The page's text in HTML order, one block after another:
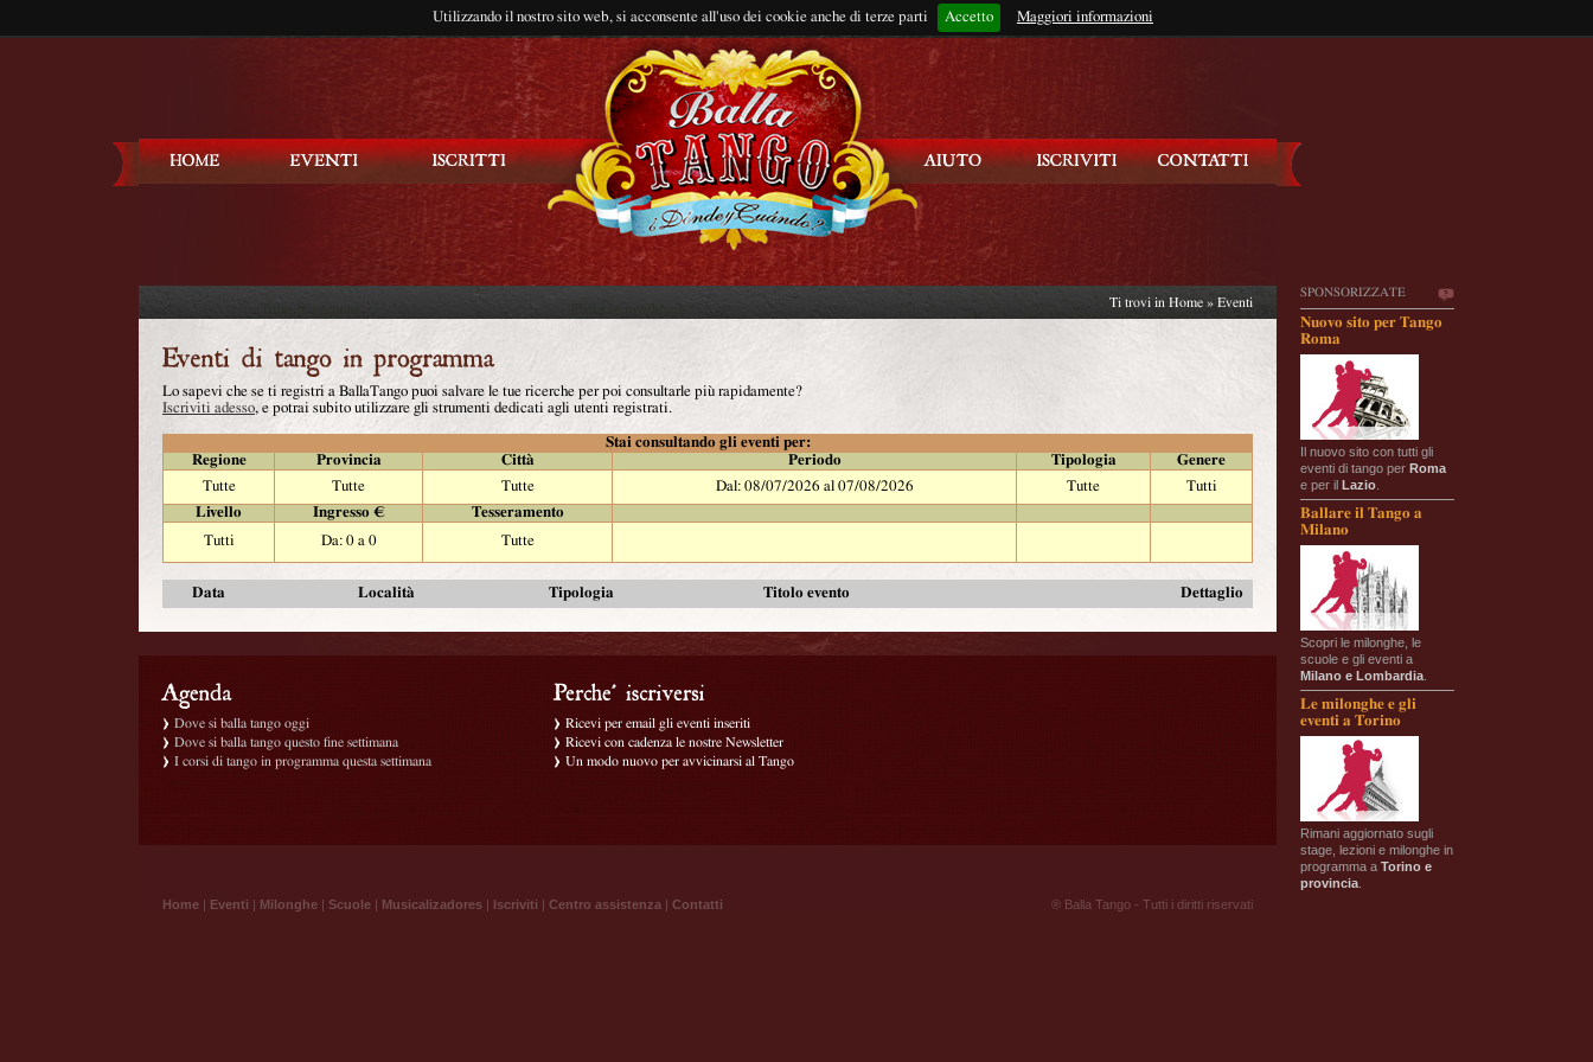
Utilizzando il nostro sito web, si acconsente all'uso dei cookie anche di terze parti Accetto Maggiori informazioni
Rimani connesso?
SPONSORIZZATE
Nuovo sito per Tango
Roma
Il nuovo sito con tutti gli
eventi di tango per Roma
e per il Lazio
Ballare il Tango a
Milano
Scopri le milonghe, le
scuole e gli eventi a
Milano e Lombardia
Le milonghe e gli
eventi a Torino
Rimani aggiornato sugli
stage, lezioni e milonghe in
programma a Torino e
provincia
Ti trovi in Home » Eventi
Lo sapevi che se ti registri a BallaTango puoi salvare le tue ricerche per poi consultarle più rapidamente?
Iscriviti adesso, e potrai subito utilizzare gli strumenti dedicati agli utenti registrati.
Stai consultando gli eventi per:
Regione
Provincia Città Periodo Tipologia
Genere
Tutte
Tutte Tutte Dal: 08/07/2026 al 07/08/2026 Tutte
Tutti
Livello
Ingresso €
Tesseramento
Tutti
Da: 0 a 0 Tutte
Data Località Tipologia Titolo evento Dettaglio
Dove si balla tango oggi
Dove si balla tango questo fine settimana
I corsi di tango in programma questa settimana
Ricevi per email gli eventi inseriti
Ricevi con cadenza le nostre Newsletter
Un modo nuovo per avvicinarsi al Tango
Home | Eventi | Milonghe | Scuole | Musicalizadores | Iscriviti | Centro assistenza | Contatti ® Balla Tango - Tutti i diritti riservati